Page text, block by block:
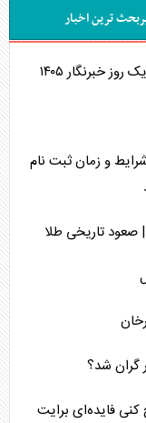
ترین اخبار
پیش فروش سایپا مرداد ۱۴۰۵ / شرایط و زمان ثبت نام
فایده‌ای برایت